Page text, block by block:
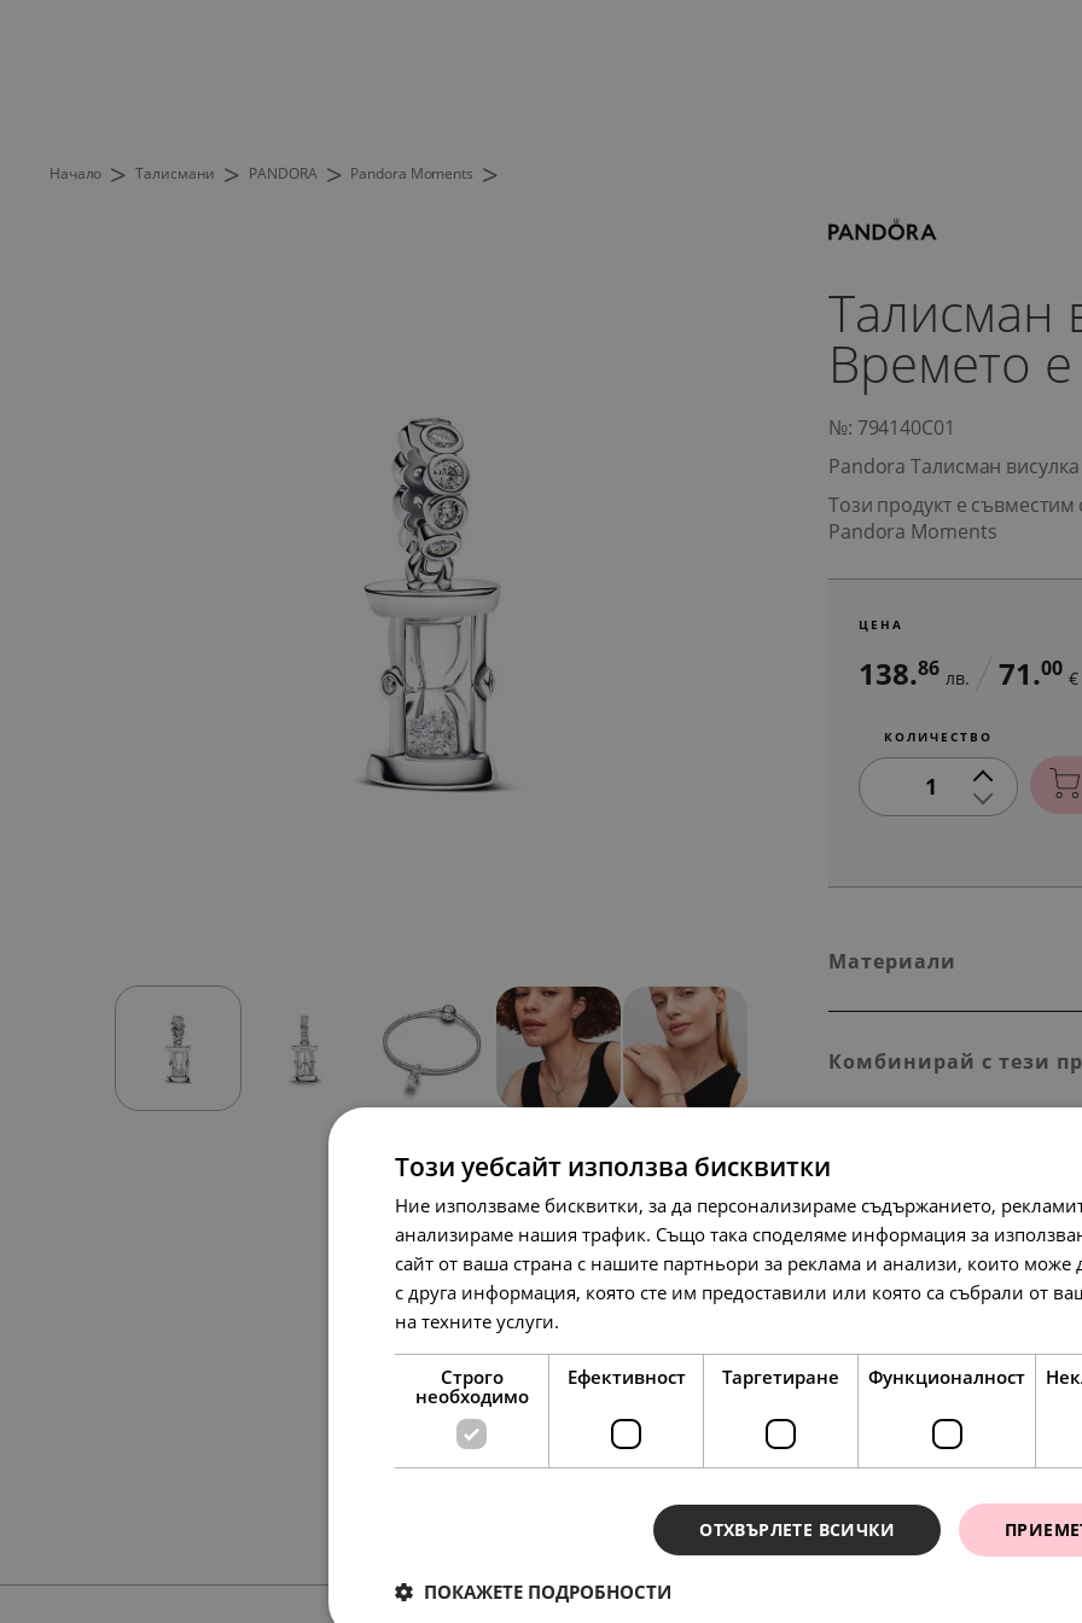
Начало > Талисмани > PANDORA > Pandora Moments >
Талисман
Времето
№: 794140C01
Pandora Талисман
Този продукт е
Pandora Moments
ЦЕНА
138.86 лв. 71.00 €
КОЛИЧЕСТВО
1
Материали
Комбинирай с тези
SALE SALE
НОВО
Този уебсайт използва бисквитки
Ние използваме бисквитки, за да персонализираме съдържанието,
анализираме нашия трафик. Също така споделяме информация за
сайт от ваша страна с нашите партньори за реклама и анализи, които може
с друга информация, която сте им предоставили или която са събрали от
на техните услуги.
Строго
необходимо
Ефективност Таргетиране Функционалност
ОТХВЪРЛЕТЕ ВСИЧКИ
ПОКАЖЕТЕ ПОДРОБНОСТИ